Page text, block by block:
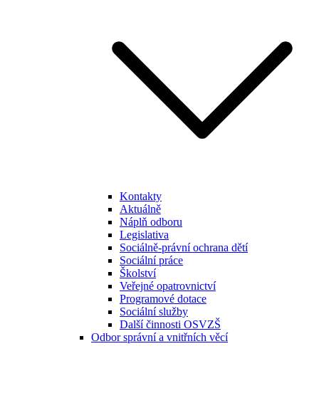
Kontakty
Aktuálně
Náplň odboru
Legislativa
Sociálně-právní ochrana dětí
Sociální práce
Školství
Veřejné opatrovnictví
Programové dotace
Sociální služby
Další činnosti OSVZŠ
Odbor správní a vnitřních věcí